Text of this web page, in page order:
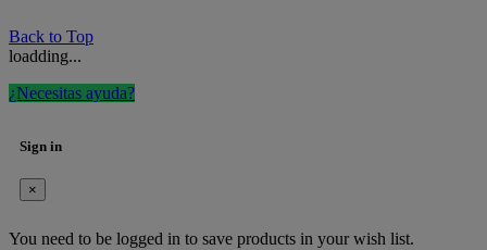
Back to Top
loadding...
¿Necesitas ayuda?
Sign in
×
You need to be logged in to save products in your wish list.